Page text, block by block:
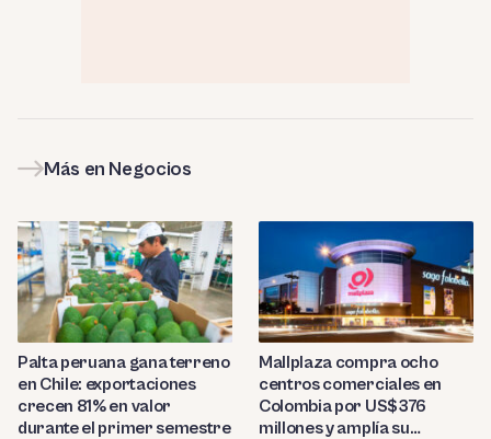
Más en Negocios
Palta peruana gana terreno
en Chile: exportaciones
crecen 81% en valor
durante el primer semestre
Mallplaza compra ocho
centros comerciales en
Colombia por US$376
millones y amplía su